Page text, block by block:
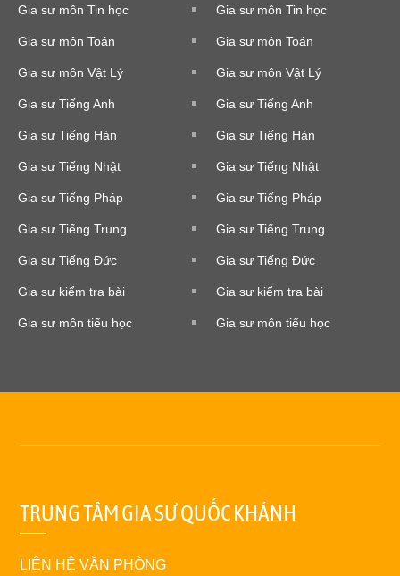
Gia sư môn Tin học Gia sư môn Tin học
Gia sư môn Toán Gia sư môn Toán
Gia sư môn Vật Lý Gia sư môn Vật Lý
Gia sư Tiếng Anh Gia sư Tiếng Anh
Gia sư Tiếng Hàn Gia sư Tiếng Hàn
Gia sư Tiếng Nhật Gia sư Tiếng Nhật
Gia sư Tiếng Pháp Gia sư Tiếng Pháp
Gia sư Tiếng Trung Gia sư Tiếng Trung
Gia sư Tiếng Đức Gia sư Tiếng Đức
Gia sư kiểm tra bài Gia sư kiểm tra bài
Gia sư môn tiểu học Gia sư môn tiểu học
TRUNG TÂM GIA SƯ QUỐC KHÁNH
LIÊN HỆ VĂN PHÒNG